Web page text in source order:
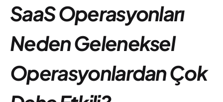
SaaS Operasyonları
Neden Geleneksel
Operasyonlardan Çok